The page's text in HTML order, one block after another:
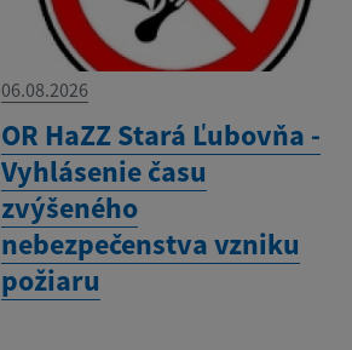
06.08.2026
OR HaZZ Stará Ľubovňa -
Vyhlásenie času
zvýšeného
nebezpečenstva vzniku
požiaru